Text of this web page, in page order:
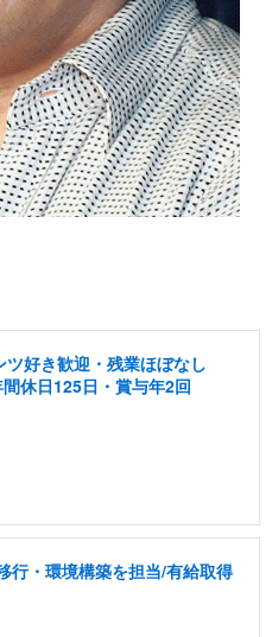
好き歓迎・残業ほぼなし
休日125日・賞与年2回
行・環境構築を担当/有給取得